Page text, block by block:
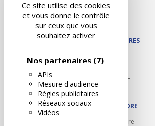
Ce site utilise des cookies
et vous donne le contrôle
sur ceux que vous
souhaitez activer
Nos partenaires (7)
APIs
Mesure d'audience
Régies publicitaires
Réseaux sociaux
Vidéos
Contact
NOS PARTENAIRES
Autodidact
Karoil
Autovision PL
Motovision
NOUS REJOINDRE
Ouvrir un centre